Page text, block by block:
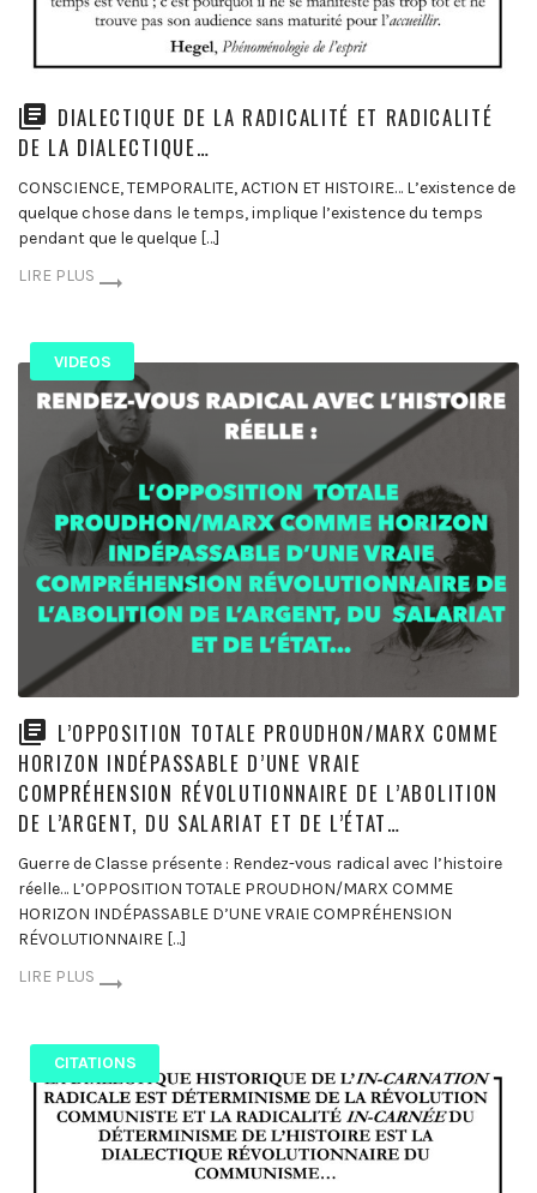
DIALECTIQUE DE LA RADICALITÉ ET RADICALITÉ
DE LA DIALECTIQUE…
CONSCIENCE, TEMPORALITE, ACTION ET HISTOIRE… L’existence de
quelque chose dans le temps, implique l’existence du temps
pendant que le quelque […]
LIRE PLUS
VIDEOS
L’OPPOSITION TOTALE PROUDHON/MARX COMME
HORIZON INDÉPASSABLE D’UNE VRAIE
COMPRÉHENSION RÉVOLUTIONNAIRE DE L’ABOLITION
DE L’ARGENT, DU SALARIAT ET DE L’ÉTAT…
Guerre de Classe présente : Rendez-vous radical avec l’histoire
réelle… L’OPPOSITION TOTALE PROUDHON/MARX COMME
HORIZON INDÉPASSABLE D’UNE VRAIE COMPRÉHENSION
RÉVOLUTIONNAIRE […]
LIRE PLUS
CITATIONS